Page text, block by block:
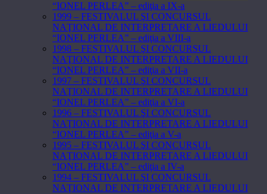
“IONEL PERLEA” – ediţia a IX-a
1999 – FESTIVALUL ŞI CONCURSUL
NAŢIONAL DE INTERPRETARE A LIEDULUI
“IONEL PERLEA” – ediţia a VIII-a
1998 – FESTIVALUL ŞI CONCURSUL
NAŢIONAL DE INTERPRETARE A LIEDULUI
“IONEL PERLEA” – ediţia a VII-a
1997 – FESTIVALUL ŞI CONCURSUL
NAŢIONAL DE INTERPRETARE A LIEDULUI
“IONEL PERLEA” – ediţia a VI-a
1996 – FESTIVALUL ŞI CONCURSUL
NAŢIONAL DE INTERPRETARE A LIEDULUI
“IONEL PERLEA” – ediţia a V-a
1995 – FESTIVALUL ŞI CONCURSUL
NAŢIONAL DE INTERPRETARE A LIEDULUI
“IONEL PERLEA” – ediţia a IV-a
1994 – FESTIVALUL ŞI CONCURSUL
NAŢIONAL DE INTERPRETARE A LIEDULUI